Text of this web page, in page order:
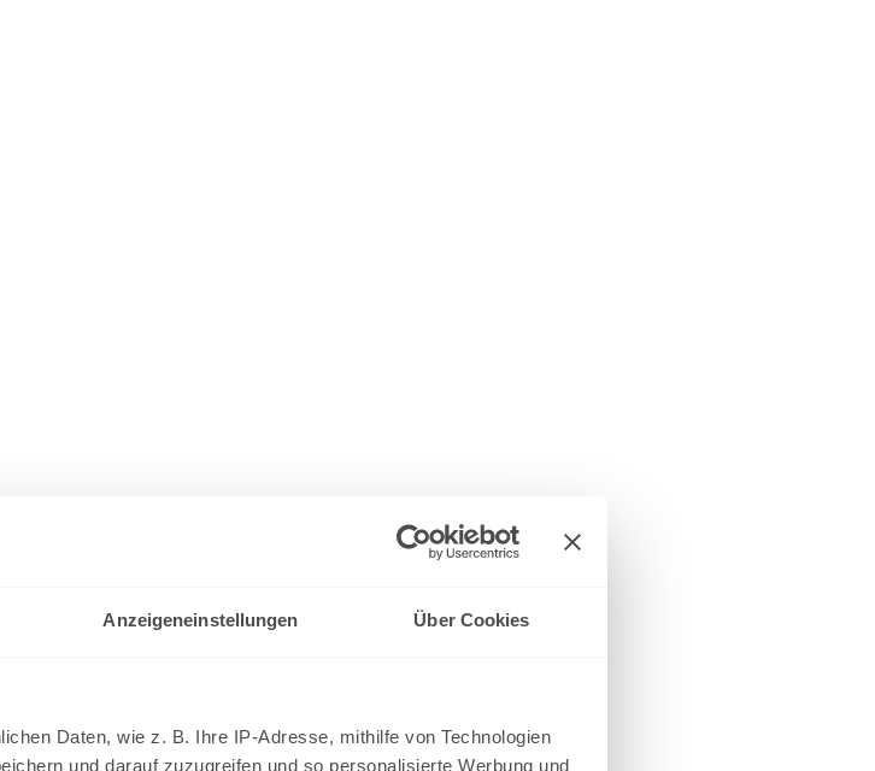
Anzeigeneinstellungen Über Cookies
Daten, wie z. B. Ihre IP-Adresse, mithilfe von Technologien
und darauf zuzugreifen und so personalisierte Werbung und